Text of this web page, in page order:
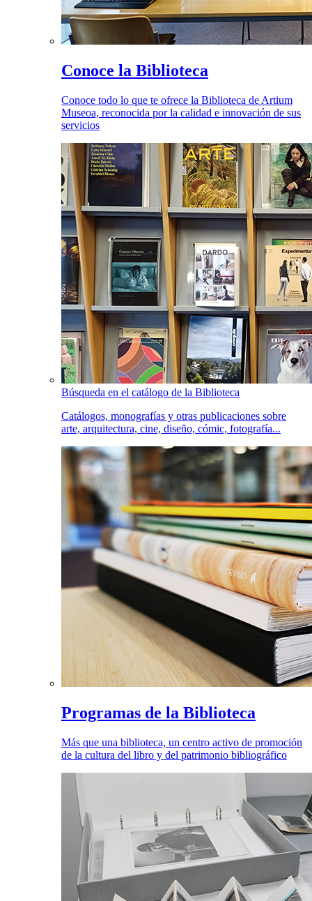
Conoce la Biblioteca
Conoce todo lo que te ofrece la Biblioteca de Artium
Museoa, reconocida por la calidad e innovación de sus
servicios
Búsqueda en el catálogo de la Biblioteca
Catálogos, monografías y otras publicaciones sobre
arte, arquitectura, cine, diseño, cómic, fotografía...
Programas de la Biblioteca
Más que una biblioteca, un centro activo de promoción
de la cultura del libro y del patrimonio bibliográfico